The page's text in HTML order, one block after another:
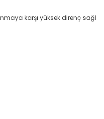
karşı yüksek direnç sağl